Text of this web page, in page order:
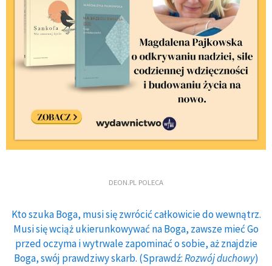
DEON.PL POLECA
Kto szuka Boga, musi się zwrócić całkowicie do wewnątrz.
Musi się wciąż ukierunkowywać na Boga, zawsze mieć Go
przed oczyma i wytrwale zapominać o sobie, aż znajdzie
Boga, swój prawdziwy skarb. (Sprawdź:Rozwój duchowy)